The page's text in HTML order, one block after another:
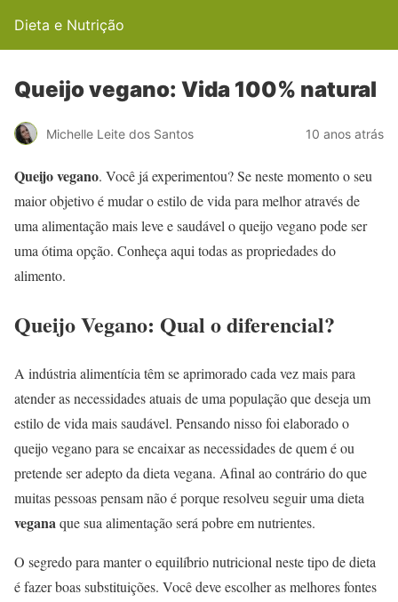
Dieta e Nutrição
Queijo vegano: Vida 100% natural
Michelle Leite dos Santos 10 anos atrás
Queijo vegano. Você já experimentou? Se neste momento o seu
maior objetivo é mudar o estilo de vida para melhor através de
uma alimentação mais leve e saudável o queijo vegano pode ser
uma ótima opção. Conheça aqui todas as propriedades do
alimento.
Queijo Vegano: Qual o diferencial?
A indústria alimentícia têm se aprimorado cada vez mais para
atender as necessidades atuais de uma população que deseja um
estilo de vida mais saudável. Pensando nisso foi elaborado o
queijo vegano para se encaixar as necessidades de quem é ou
pretende ser adepto da dieta vegana. Afinal ao contrário do que
muitas pessoas pensam não é porque resolveu seguir uma dieta
veganaque sua alimentação será pobre em nutrientes.
O segredo para manter o equilíbrio nutricional neste tipo de dieta
é fazer boas substituições. Você deve escolher as melhores fontes